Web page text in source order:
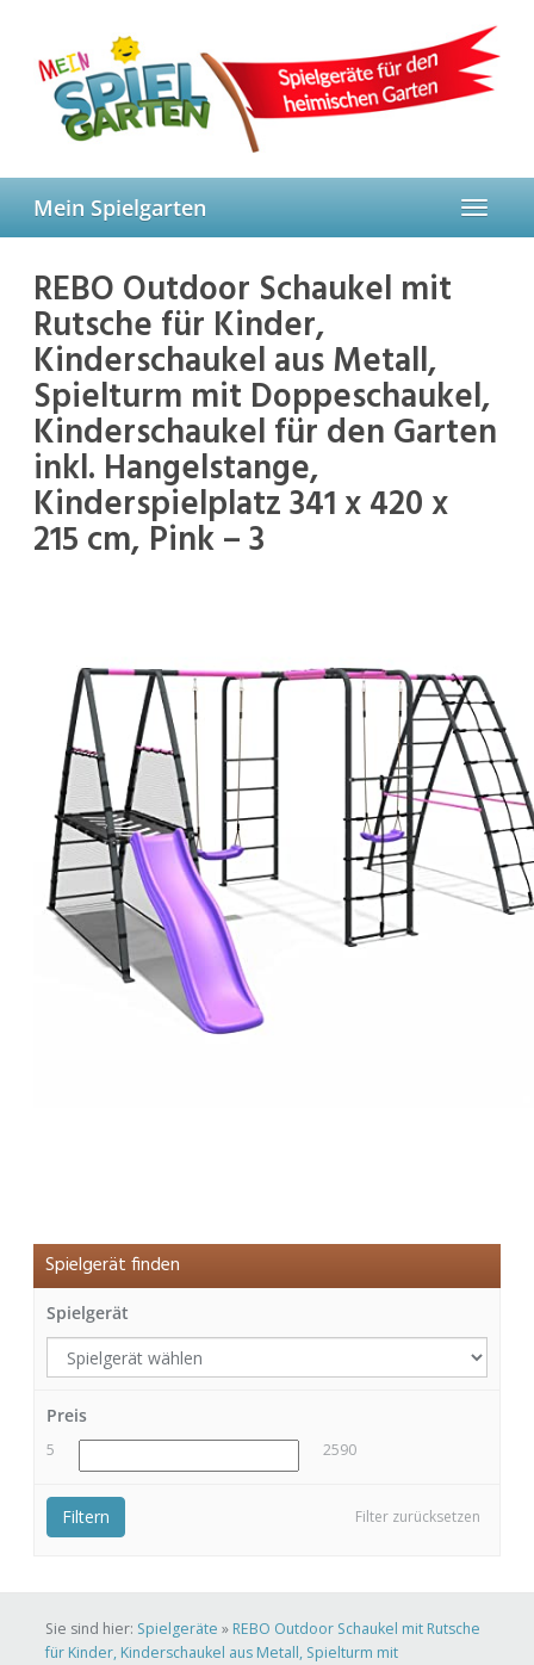
content
Toggle
Mein Spielgarten
REBO Outdoor Schaukel mit
Rutsche für Kinder,
Kinderschaukel aus Metall,
Spielturm mit Doppeschaukel,
Kinderschaukel für den Garten
inkl. Hangelstange,
Kinderspielplatz 341 x 420 x
215 cm, Pink – 3
Spielgerät finden
Spielgerät
Preis
5 2590
Filter zurücksetzen
Filtern
Sie sind hier: Spielgeräte » REBO Outdoor Schaukel mit Rutsche
für Kinder, Kinderschaukel aus Metall, Spielturm mit